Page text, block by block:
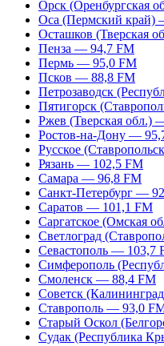
Орск (Оренбургская
Оса (Пермский край)
Осташков (Тверская
Пенза — 94,7 FM
Пермь — 95,0 FM
Псков — 88,8 FM
Петрозаводск
Пятигорск
Ржев (Тверская обл.)
Ростов-на-Дону —
Русское
Рязань — 102,5 FM
Самара — 96,8 FM
Санкт-Петербург —
Саратов — 101,1 FM
Саргатское (Омская
Светлоград
Севастополь — 103,7
Симферополь
Смоленск — 88,4 FM
Советск
Ставрополь — 93,0
Старый Оскол
Судак (Республика